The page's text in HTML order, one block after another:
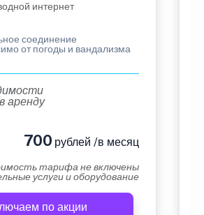
интернет
соединение
от погоды и вандализма
аренду
700 рублей /в месяц
тарифа не включены
услуги и оборудование
по акции